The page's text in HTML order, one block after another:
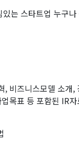
있는 스타트업 누구
, 비즈니스모델 소개,
목표 등 포함된 IR